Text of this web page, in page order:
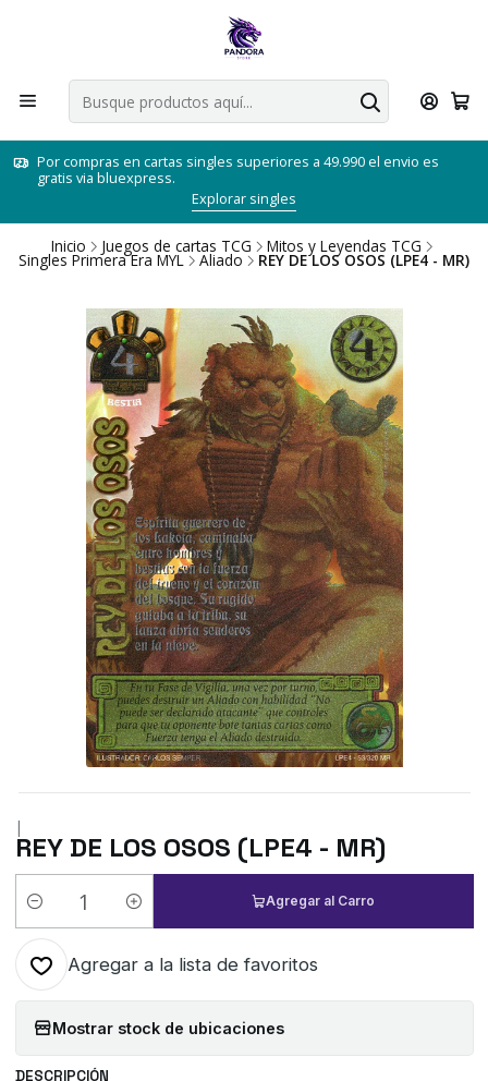
Por compras en cartas singles superiores a 49.990 el envio es
gratis via bluexpress.
Explorar singles
Inicio Juegos de cartas TCG Mitos y Leyendas TCG
Singles Primera Era MYL Aliado REY DE LOS OSOS (LPE4 - MR)
|
REY DE LOS OSOS (LPE4 - MR)
Cantidad
Agregar al Carro
Agregar a la lista de favoritos
Mostrar stock de ubicaciones
DESCRIPCIÓN